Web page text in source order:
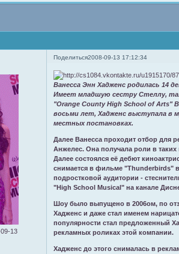
Поделиться2008-09-13 17:12:34
13
Ванесса Энн Хадженс родилась 14
Имеет младшую сестру Стеллу,
"Orange County High School of Arts"
восьми лет, Хадженс выступала в
местных постановках.
Далее Ванесса проходит отбор для
Анжелес. Она получала роли в
Далее состоялся её дебют
снимается в фильме "Thunderbirds"
подростковой аудитории -
"High School Musical" на канале
Шоу было выпущено в 2006ом, по
Хадженс и даже стал именем
популярности стал предложенный
рекламных роликах этой компании.
Хадженс до этого снималась в